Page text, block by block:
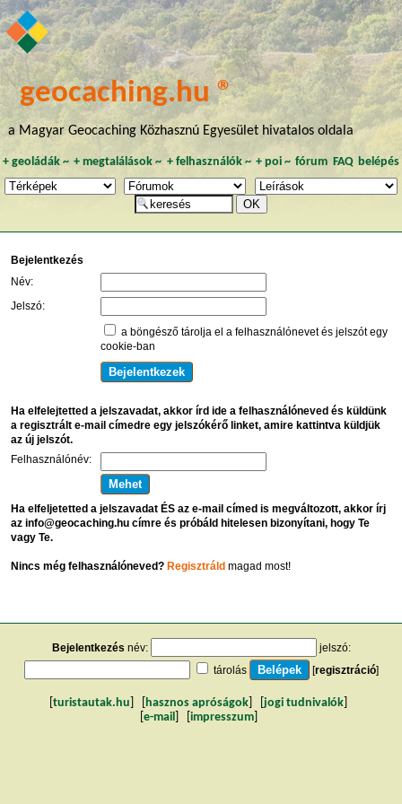
geocaching.hu ®
a Magyar Geocaching Közhasznú Egyesület hivatalos oldala
+ geoládák~ +megtalálások ~ + felhasználók~ + poi~ fórum FAQ belépés
Bejelentkezés
Név:
Jelszó:
a böngésző tárolja el a felhasználónevet és jelszót egy
cookie-ban
Ha elfelejtetted a jelszavadat, akkor írd ide a felhasználóneved és küldünk
a regisztrált e-mail címedre egy jelszókérő linket, amire kattintva küldjük
az új jelszót.
Felhasználónév:
Ha elfeljetetted a jelszavadat ÉS az e-mail címed is megváltozott, akkor írj
az info@geocaching.hu címre és próbáld hitelesen bizonyítani, hogy Te
vagy Te.
Nincs még felhasználóneved? Regisztráldmagad most!
Bejelentkezés név:
jelszó:
tárolás
[regisztráció]
turistautak.hu hasznos apróságok jogi tudnivalók
e-mail impresszum]